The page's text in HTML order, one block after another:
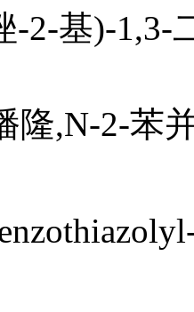
-2-基)-1,3-
隆,N-2-苯